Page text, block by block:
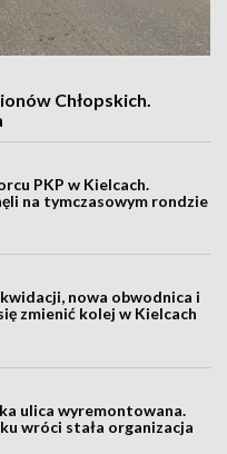
Chłopskich.
PKP w Kielcach.
na tymczasowym rondzie
nowa obwodnica i
zmienić kolej w Kielcach
ulica wyremontowana.
wróci stała organizacja